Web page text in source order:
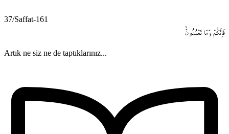
37/Saffat-161
فَاِنَّكُمْ وَمَا تَعْبُدُونَۙ
Artık ne siz ne de taptıklarınız...